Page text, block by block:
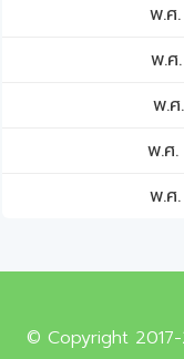
พ.ศ
พ.ศ
พ.
พ.ศ
พ.ศ
© Copyright